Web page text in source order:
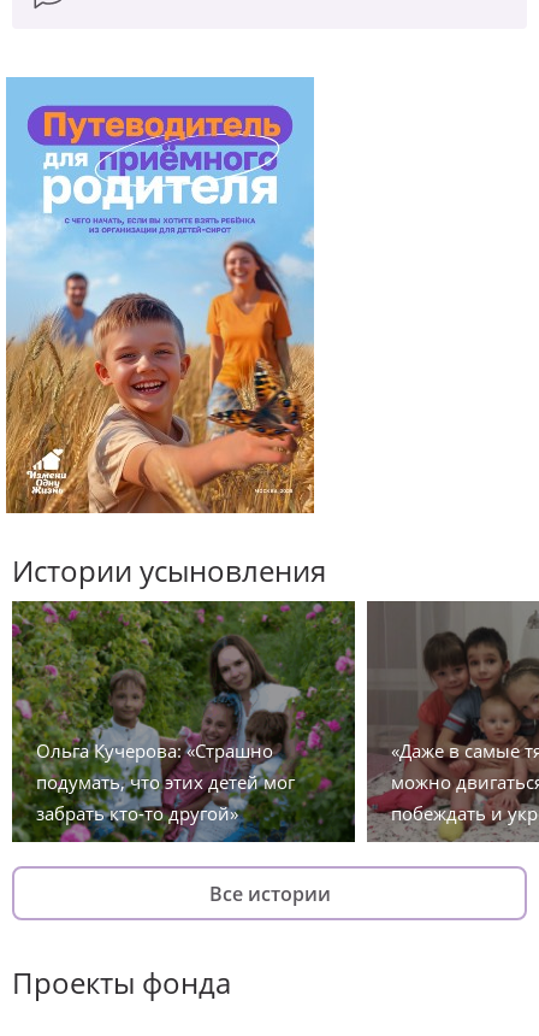
Истории усыновления
Ольга Кучерова: «Страшно
подумать, что этих детей мог
забрать кто-то другой»
«Даже в самые
можно
побеждать и
Все истории
Проекты фонда